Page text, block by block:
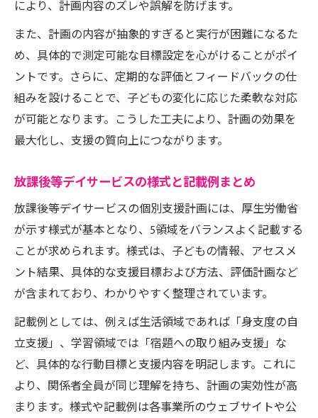
により、計画内容のズレや誤解を防げます。
また、計画の内容が抽象的すぎると実行が困難になるた
め、具体的で測定可能な目標設定を心がけることがポイ
ントです。さらに、定期的な評価とフィードバックの仕
組みを設けることで、子どもの変化に応じた柔軟な対応
が可能となります。こうした工夫により、計画の効果を
最大化し、支援の質向上につながります。
放課後等デイサービスの様式と記載例まとめ
放課後等デイサービスの個別支援計画には、厚生労働省
が示す様式が基本となり、5領域をバランスよく記載する
ことが求められます。様式は、子どもの情報、アセスメ
ント結果、具体的な支援目標および方法、評価計画など
が含まれており、わかりやすく整理されています。
記載例としては、例えば生活領域であれば「身支度の自
立支援」、学習領域では「宿題への取り組み支援」な
ど、具体的な行動目標と支援内容を明記します。これに
より、関係者全員が同じ理解を持ち、計画の実効性が高
まります。様式や記載例は各事業所のウェブサイトや公